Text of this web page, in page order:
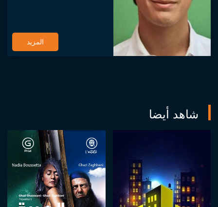
والسراويل القصيرة
والميزات التونسية
المزيد
شاهد أيضا